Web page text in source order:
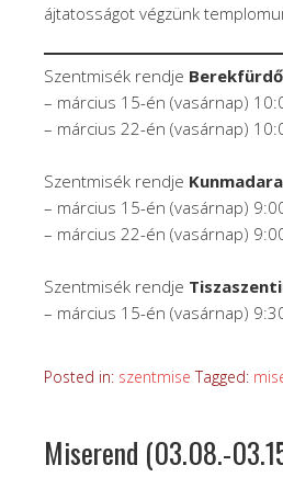
ájtatosságot végzünk
Szentmisék rendje
– március 15-én (vasárnap)
– március 22-én (vasárnap)
Szentmisék rendje
– március 15-én (vasárnap)
– március 22-én (vasárnap)
Szentmisék rendje
– március 15-én (vasárnap)
Posted in: szentmise Tagged:
Miserend (03.08.-